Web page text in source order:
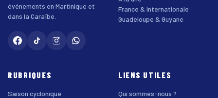
événements en Martinique et
dans la Caraïbe.
France & Internationale
Guadeloupe & Guyane
RUBRIQUES
Saison cyclonique
LIENS UTILES
Qui sommes-nous ?